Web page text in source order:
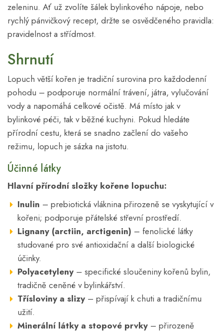
zeleninu. Ať už zvolíte šálek bylinkového nápoje, nebo
rychlý pánvičkový recept, držte se osvědčeného pravidla:
pravidelnost a střídmost.
Shrnutí
Lopuch větší kořen je tradiční surovina pro každodenní
pohodu – podporuje normální trávení, játra, vylučování
vody a napomáhá celkové očistě. Má místo jak v
bylinkové péči, tak v běžné kuchyni. Pokud hledáte
přírodní cestu, která se snadno začlení do vašeho
režimu, lopuch je sázka na jistotu.
Účinné látky
Hlavní přírodní složky kořene lopuchu:
Inulin – prebiotická vláknina přirozeně se vyskytující v
kořeni; podporuje přátelské střevní prostředí.
Lignany (arctiin, arctigenin) – fenolické látky
studované pro své antioxidační a další biologické
účinky.
Polyacetyleny – specifické sloučeniny kořenů bylin,
tradičně ceněné v bylinkářství.
Třísloviny a slizy – přispívají k chuti a tradičnímu
užití.
Minerální látky a stopové prvky – přirozeně